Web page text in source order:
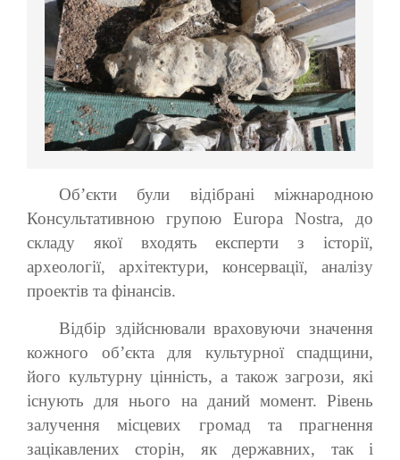
Об’єкти були відібрані міжнародною
Консультативною групою Europa Nostra, до
складу якої входять експерти з історії,
археології, архітектури, консервації, аналізу
проектів та фінансів.
Відбір здійснювали враховуючи значення
кожного об’єкта для культурної спадщини,
його культурну цінність, а також загрози, які
існують для нього на даний момент. Рівень
залучення місцевих громад та прагнення
зацікавлених сторін, як державних, так і